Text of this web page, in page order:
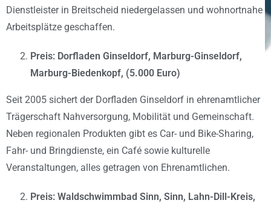
Dienstleister in Breitscheid niedergelassen und wohnortnahe
Arbeitsplätze geschaffen.
Preis: Dorfladen Ginseldorf, Marburg-Ginseldorf,
Marburg-Biedenkopf, (5.000 Euro)
Seit 2005 sichert der Dorfladen Ginseldorf in ehrenamtlicher
Trägerschaft Nahversorgung, Mobilität und Gemeinschaft.
Neben regionalen Produkten gibt es Car- und Bike-Sharing,
Fahr- und Bringdienste, ein Café sowie kulturelle
Veranstaltungen, alles getragen von Ehrenamtlichen.
Preis: Waldschwimmbad Sinn, Sinn, Lahn-Dill-Kreis,